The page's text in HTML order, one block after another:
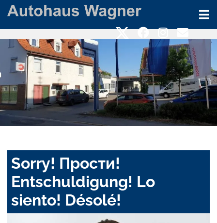
Sorry! Прости!
Entschuldigung! Lo
siento! Désolé!